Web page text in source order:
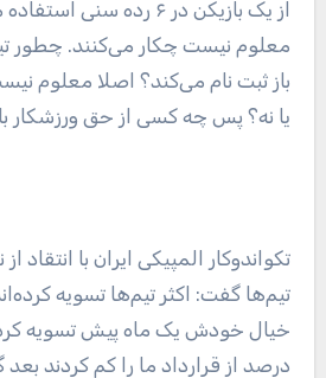
از یک بازیکن در ۶ رده سنی
معلوم نیست چکار می‌کنند. چطور
باز ثبت نام می‌کند؟ اصلا معلوم
یا نه؟ پس چه کسی از حق ورزشکار
تکواندوکار المپیکی ایران با انتقاد
تیم‌ها گفت: اکثر تیم‌ها تسویه
درصد از قرارداد ما را کم کردند